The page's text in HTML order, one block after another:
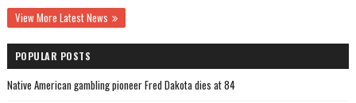
View More Latest News
POPULAR POSTS
Native American gambling pioneer Fred Dakota dies at 84